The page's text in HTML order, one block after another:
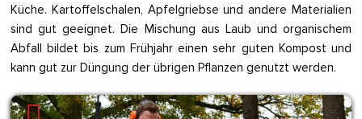
Küche. Kartoffelschalen, Apfelgriebse und andere Materialien
sind gut geeignet. Die Mischung aus Laub und organischem
Abfall bildet bis zum Frühjahr einen sehr guten Kompost und
kann gut zur Düngung der übrigen Pflanzen genutzt werden.